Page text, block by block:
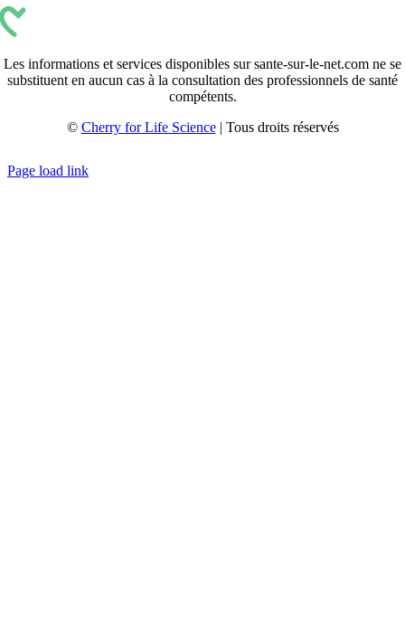
Les informations et services disponibles sur sante-sur-le-net.com ne se
substituent en aucun cas à la consultation des professionnels de santé
compétents.
© Cherry for Life Science| Tous droits réservés
Page load link